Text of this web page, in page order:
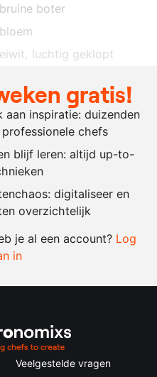
bruine boter
bloem
eiwit , luchtig geklopt
amandelpoeder
citroen, rasp
+
gratis!
aan inspiratie: duizenden
chefs
blijf leren: altijd up-to-
digitaliseer en
overzichtelijk
je al een account? Log
in
Veelgestelde vragen